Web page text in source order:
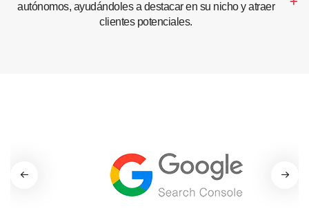
autónomos, ayudándoles a destacar en su nicho y atraer
clientes potenciales.